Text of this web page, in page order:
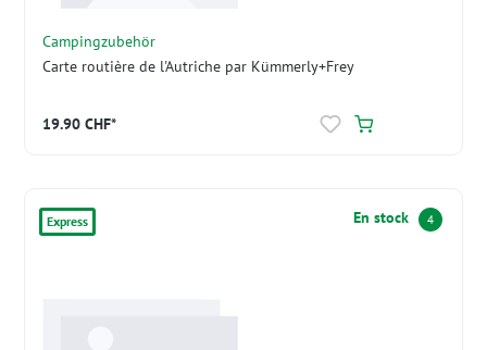
Campingzubehör
Carte routière de l'Autriche par Kümmerly+Frey
19.90 CHF*
Express En stock 4